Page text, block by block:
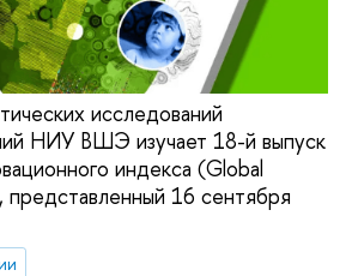
исследований
НИУ ВШЭ изучает 18-й выпуск
индекса (Global
16 сентября